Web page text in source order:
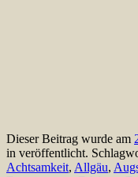
Dieser Beitrag wurde am
in veröffentlicht.
Achtsamkeit, Allgäu,